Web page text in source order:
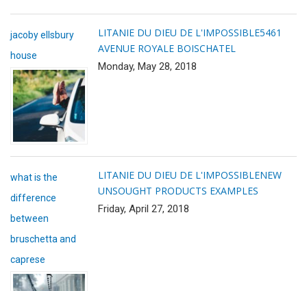
jacoby ellsbury
house
LITANIE DU DIEU DE L'IMPOSSIBLE5461
AVENUE ROYALE BOISCHATEL
Monday, May 28, 2018
what is the
difference
between
bruschetta and
caprese
LITANIE DU DIEU DE L'IMPOSSIBLENEW
UNSOUGHT PRODUCTS EXAMPLES
Friday, April 27, 2018